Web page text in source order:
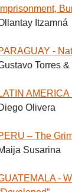
Imprisonment,
Itzamná
-
Torres
LATIN
Olivera
– The
Susarina
-